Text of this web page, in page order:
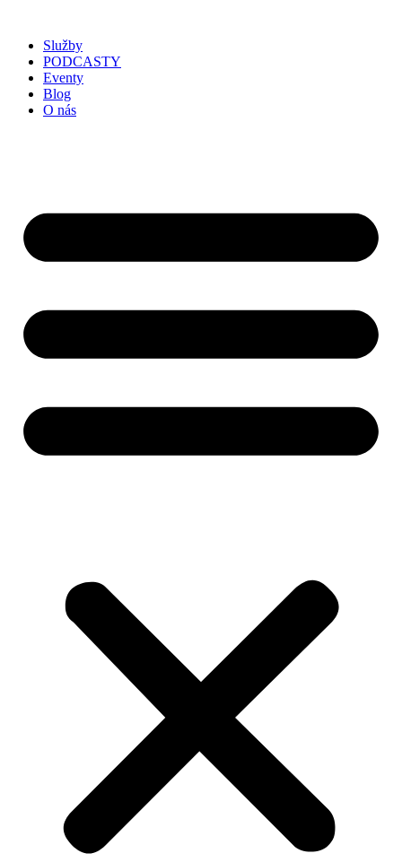
Služby
PODCASTY
Eventy
Blog
O nás